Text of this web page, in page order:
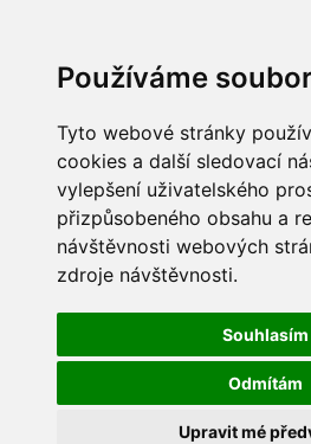
Používáme
Tyto webové stránky
cookies a další sledovací
vylepšení uživatelského
přizpůsobeného obsahu a
návštěvnosti webových
zdroje návštěvnosti.
Souhlasím
Odmítám
Upravit mé